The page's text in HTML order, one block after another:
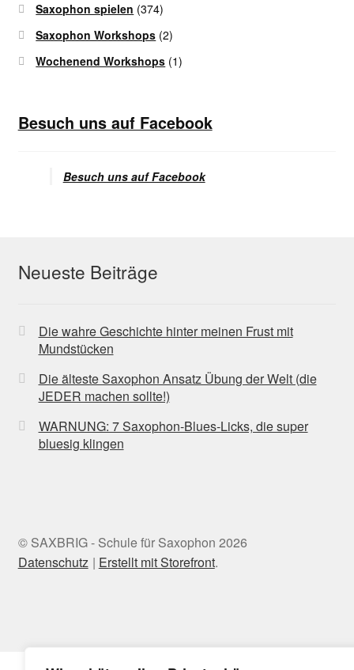
Saxophon spielen (374)
Saxophon Workshops (2)
Wochenend Workshops (1)
Besuch uns auf Facebook
Besuch uns auf Facebook
Neueste Beiträge
Die wahre Geschichte hinter meinen Frust mit
Mundstücken
Die älteste Saxophon Ansatz Übung der Welt (die
JEDER machen sollte!)
WARNUNG: 7 Saxophon-Blues-Licks, die super
bluesig klingen
© SAXBRIG - Schule für Saxophon 2026
Datenschutz
Erstellt mit Storefront.